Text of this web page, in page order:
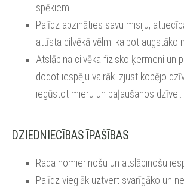
spēkiem.
Palīdz apzināties savu misiju,
attīsta cilvēkā vēlmi kalpot augstāko
Atslābina cilvēka fizisko ķermeni un
dodot iespēju vairāk izjust kopējo
iegūstot mieru un paļaušanos dzīvei.
DZIEDNIECĪBAS ĪPAŠĪBAS
Rada nomierinošu un atslābinošu
Palīdz vieglāk uztvert svarīgāko un